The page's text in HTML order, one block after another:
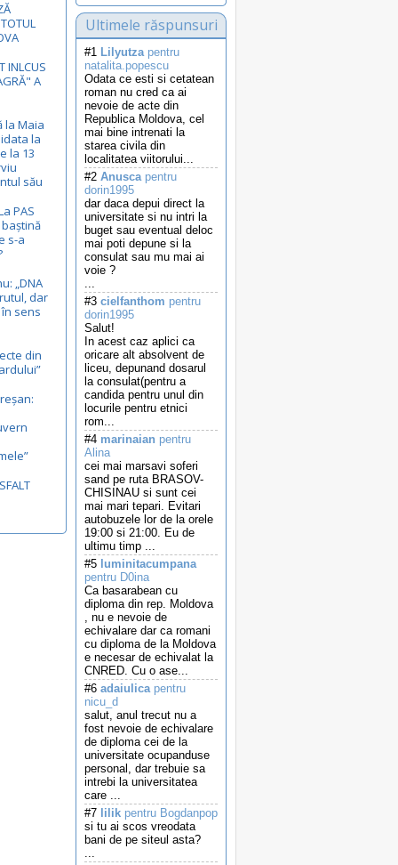
Ultimele răspunsuri
#1 Lilyutzapentru
natalita.popescu
Odata ce esti si cetatean
roman nu cred ca ai
nevoie de acte din
Republica Moldova, cel
mai bine intrenati la
starea civila din
localitatea viitorului...
#2 Anuscapentru
dorin1995
dar daca depui direct la
universitate si nu intri la
buget sau eventual deloc
mai poti depune si la
consulat sau mu mai ai
voie ?
...
#3 cielfanthom pentru
dorin1995
Salut!
In acest caz aplici ca
oricare alt absolvent de
liceu, depunand dosarul
la consulat(pentru a
candida pentru unul din
locurile pentru etnici
rom...
#4 marinaian pentru
Alina
cei mai marsavi soferi
sand pe ruta BRASOV-
CHISINAU si sunt cei
mai mari tepari. Evitari
autobuzele lor de la orele
19:00 si 21:00. Eu de
ultimu timp ...
#5 luminitacumpana
pentru D0ina
Ca basarabean cu
diploma din rep. Moldova
, nu e nevoie de
echivalare dar ca romani
cu diploma de la Moldova
e necesar de echivalat la
CNRED. Cu o ase...
#6 adaiulicapentru
nicu_d
salut, anul trecut nu a
fost nevoie de echivalare
de diploma cei de la
universitate ocupanduse
personal, dar trebuie sa
intrebi la universitatea
care ...
#7 lilik pentru Bogdanpop
si tu ai scos vreodata
bani de pe siteul asta?
...
INLCUS
A
la Maia
la
la 13
său
PAS
s-a
„DNA
dar
sens
din